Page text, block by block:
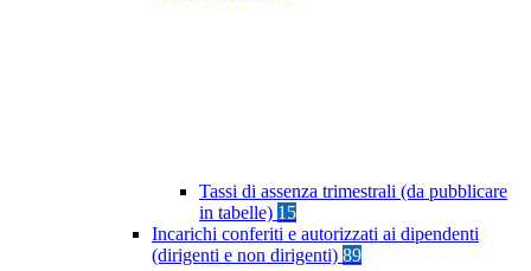
Tassi di assenza trimestrali (da pubblicare
in tabelle) 15
Incarichi conferiti e autorizzati ai dipendenti
(dirigenti e non dirigenti) 89